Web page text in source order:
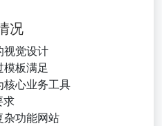
况
视觉设计
板满足
核心业务工具
求
杂功能网站